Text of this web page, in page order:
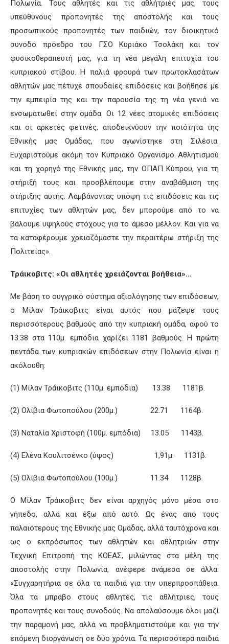
Πολωνία. Τους αθλητές και τις αθλήτριές μας, τους
υπεύθυνους προπονητές της αποστολής και τους
προσωπικούς προπονητές των παιδιών, τον διοικητικό
συνοδό πρόεδρο του ΓΣΟ Κυριάκο Τσολάκη και τον
φυσικοθεραπευτή μας, για τη νέα μεγάλη επιτυχία του
κυπριακού στίβου. Η παλιά φρουρά των πρωτοκλασάτων
αθλητών μας πέτυχε σπουδαίες επιδόσεις και βοήθησε με
την εμπειρία της και την παρουσία της τη νέα γενιά να
ενσωματωθεί στην ομάδα. Οι 12 νέες ατομικές επιδόσεις
και οι αρκετές φετινές, αποδεικνύουν την ποιότητα της
Εθνικής μας Ομάδας, που αγωνίστηκε στη Σιλέσια.
Ευχαριστούμε ακόμη τον Κυπριακό Οργανισμό Αθλητισμού
και τη χορηγό της Εθνικής μας, την ΟΠΑΠ Κύπρου, για τη
στήριξή τους και προσβλέπουμε στην αναβάθμιση της
στήριξης αυτής. Λαμβάνοντας υπόψη τις επιδόσεις και τις
επιτυχίες των αθλητών μας, δεν μπορούμε από το να
βάλουμε υψηλούς στόχους για το άμεσο μέλλον. Και για να
τα καταφέρουμε χρειαζόμαστε την περαιτέρω στήριξη της
Πολιτείας».
Τράικοβιτς: «Οι αθλητές χρειάζονται βοήθεια»…
Με βάση το ουγγρικό σύστημα αξιολόγησης των επιδόσεων,
ο Μίλαν Τράικοβιτς είναι αυτός που μάζεψε τους
περισσότερους βαθμούς από την κυπριακή ομάδα, αφού το
13.38 στα 110μ. εμπόδια χαρίζει 1181 βαθμούς. Η πρώτη
πεντάδα των κυπριακών επιδόσεων στην Πολωνία είναι η
ακόλουθη:
(1) Μίλαν Τράικοβιτς (110μ. εμπόδια) 13.38 1181β.
(2) Ολίβια Φωτοπούλου (200μ.) 22.71 1164β.
(3) Ναταλία Χριστοφή (100μ. εμπόδια) 13.05 1143β.
(4) Ελένα Κουλιτσένκο (ύψος) 1,91μ. 1131β.
(5) Ολίβια Φωτοπούλου (100μ.) 11.34 1128β.
Ο Μίλαν Τράικοβιτς δεν είναι αρχηγός μόνο μέσα στο
γήπεδο, αλλά και έξω από αυτό. Ως ένας από τους
παλαιότερους της Εθνικής μας Ομάδας, αλλά ταυτόχρονα και
ως ο εκπρόσωπος των αθλητών και αθλητριών στην
Τεχνική Επιτροπή της ΚΟΕΑΣ, μιλώντας στα μέλη της
αποστολής στην Πολωνία, ανέφερε ανάμεσα σε άλλα:
«Συγχαρητήρια σε όλα τα παιδιά για την υπερπροσπάθεια.
Όλα τα μπράβο στους αθλητές, τις αθλήτριες, τους
προπονητές και τους συνοδούς. Να απολαύσουμε όλοι μαζί
την παραμονή μας, αλλά να προβληματιστούμε και για την
επόμενη διοργάνωση σε δύο χρόνια. Τα περισσότερα παιδιά